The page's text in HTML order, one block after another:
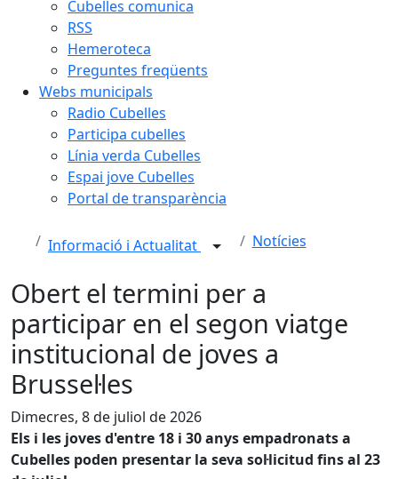
Cubelles comunica
RSS
Hemeroteca
Preguntes freqüents
Webs municipals
Radio Cubelles
Participa cubelles
Línia verda Cubelles
Espai jove Cubelles
Portal de transparència
Informació i Actualitat Notícies
Obert el termini per a
participar en el segon viatge
institucional de joves a
Brussel·les
Dimecres, 8 de juliol de 2026
Els i les joves d'entre 18 i 30 anys empadronats a
Cubelles poden presentar la seva sol·licitud fins al 23